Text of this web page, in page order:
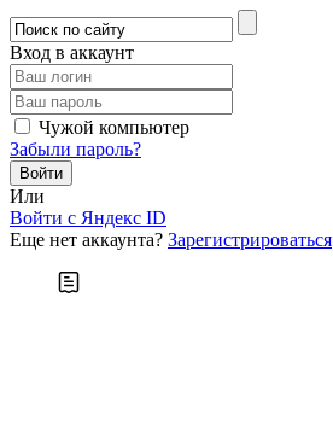
Вход в аккаунт
Чужой компьютер
Забыли пароль?
Или
Войти c Яндекс ID
Еще нет аккаунта? Зарегистрироваться